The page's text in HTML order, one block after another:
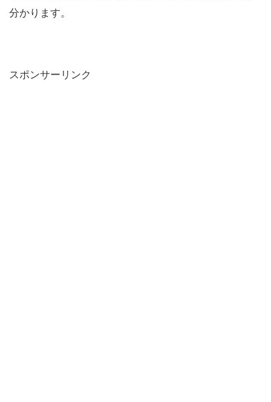
分かります。
スポンサーリンク